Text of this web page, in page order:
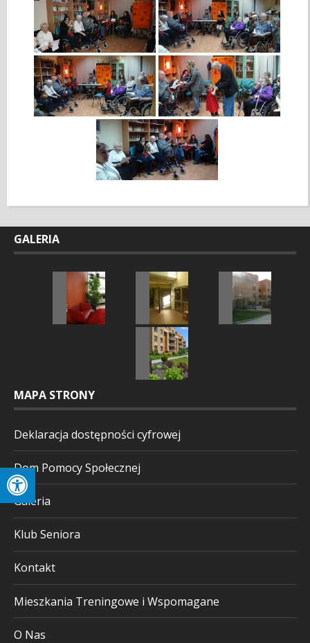
GALERIA
MAPA STRONY
Deklaracja dostępności cyfrowej
Dom Pomocy Społecznej
Galeria
Klub Seniora
Kontakt
Mieszkania Treningowe i Wspomagane
O Nas